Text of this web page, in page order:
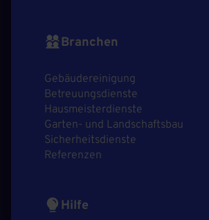
Branchen
Gebäudereinigung
Betreuungsdienste
Hausmeisterdienste
Garten- und Landschaftsbau
Sicherheitsdienste
Referenzen
Hilfe